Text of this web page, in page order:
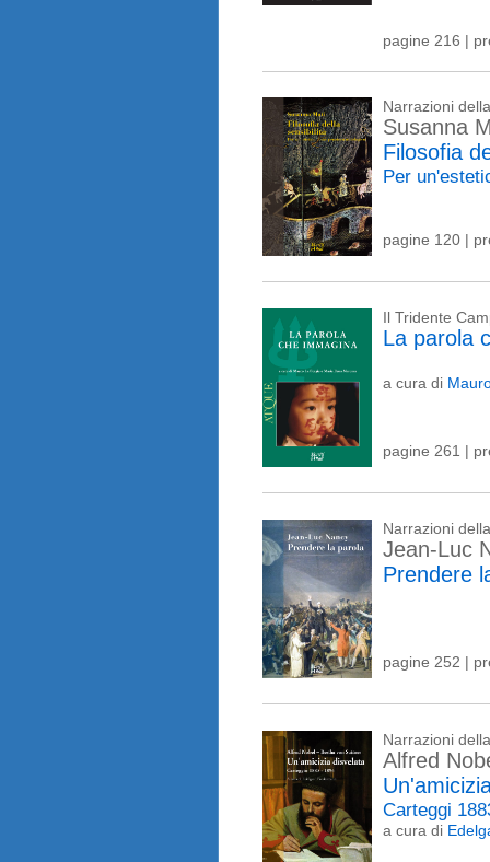
pagine 216 |
Narrazioni
Susanna
Filosofia
Per
pagine 120 |
Il Tridente
La parola
a cura di
pagine 261 |
Narrazioni
Jean-Luc
Prendere
pagine 252 |
Narrazioni
Alfred
Carteggi
a cura di